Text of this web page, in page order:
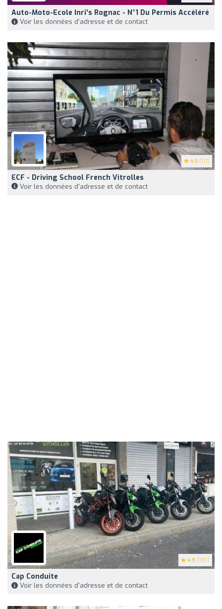
Auto-Moto-Ecole Inri's Rognac - N°1 Du Permis Accéléré
Voir les données d'adresse et de contact
4.5 (117)
ECF - Driving School French Vitrolles
Voir les données d'adresse et de contact
4.9 (180)
Cap Conduite
Voir les données d'adresse et de contact